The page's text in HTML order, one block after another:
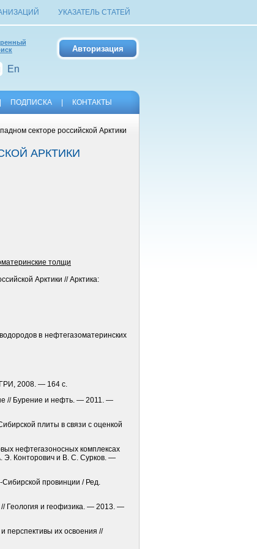
УКАЗАТЕЛЬ СТАТЕЙ
En
ПОДПИСКА КОНТАКТЫ
секторе российской Арктики
АРКТИКИ
толщи
Арктики // Арктика:
в нефтегазоматеринских
2008. — 164 с.
// Бурение и нефть. — 2011. —
плиты в связи с оценкой
нефтегазоносных комплексах
Э. Конторович и В. С. Сурков. —
провинции / Ред.
Геология и геофизика. — 2013. —
перспективы их освоения //